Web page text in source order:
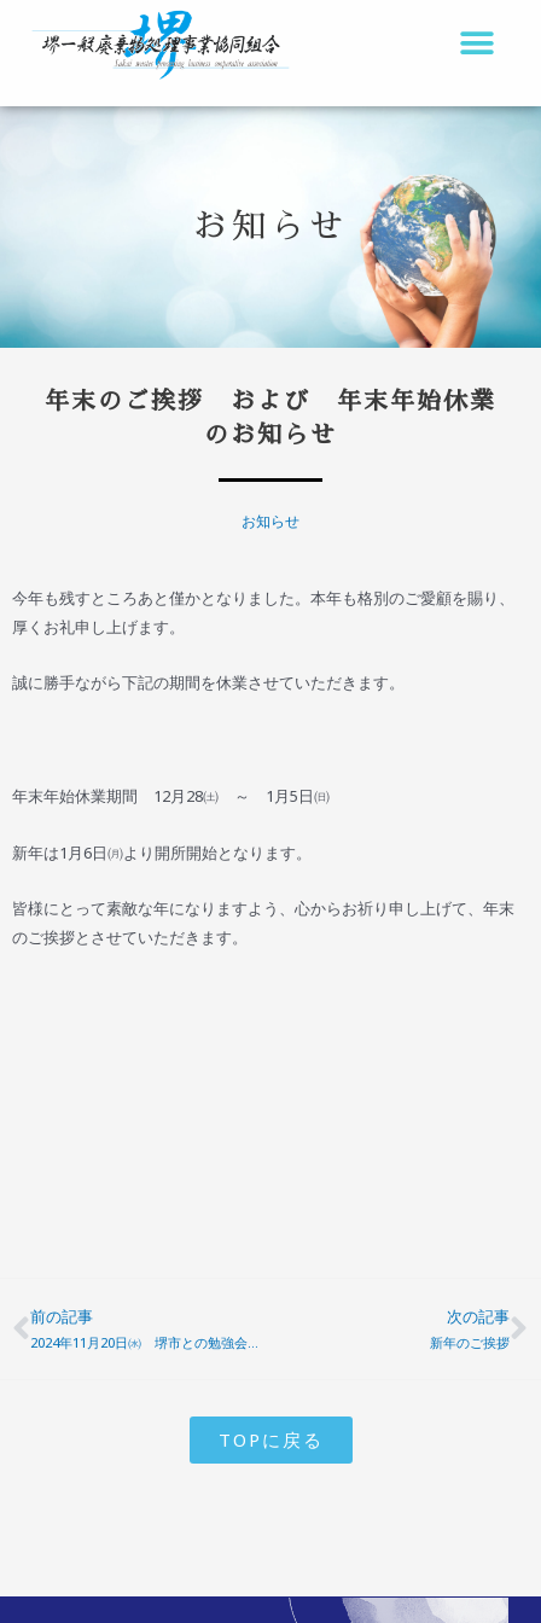
ス
お知らせ
年末のご挨拶 および 年末年始休業
のお知らせ
お知らせ
今年も残すところあと僅かとなりました。本年も格別のご愛顧を賜り、
厚くお礼申し上げます。
誠に勝手ながら下記の期間を休業させていただきます。
年末年始休業期間 12月28㈯ ～ 1月5日㈰
新年は1月6日㈪より開所開始となります。
皆様にとって素敵な年になりますよう、心からお祈り申し上げて、年末
のご挨拶とさせていただきます。
Prev
前の記事
2024年11月20日㈬ 堺市との勉強会を開催
次の記事
新年のご挨拶
TOPに戻る